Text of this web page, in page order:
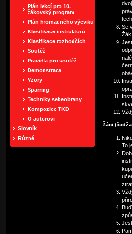
Plán lekcí pro 10.
žákovský program
Plán hromadného výcviku
Klasifikace instruktorů
Klasifikace rozhodčích
Soutěž
Pravidla pro soutěž
Demonstrace
Vzory
Sparring
Techniky sebeobrany
Kompozice TKD
O autorovi
Slovník
Různé
Se
Žák
Žáci (čedža
To